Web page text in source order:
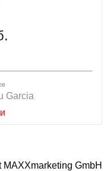
Garcia
MAXXmarketing GmbH